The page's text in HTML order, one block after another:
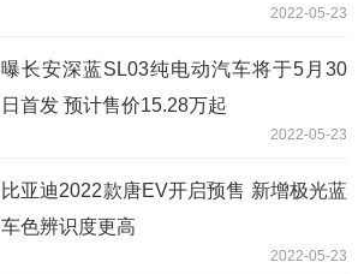
2022-05-23
曝长安深蓝SL03纯电动汽车将于5月30
日首发 预计售价15.28万起
2022-05-23
比亚迪2022款唐EV开启预售 新增极光蓝
车色辨识度更高
2022-05-23